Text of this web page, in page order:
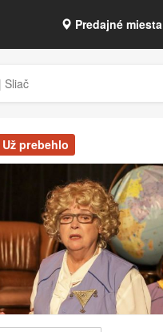
Predajné miesta
Sliač
prebehlo